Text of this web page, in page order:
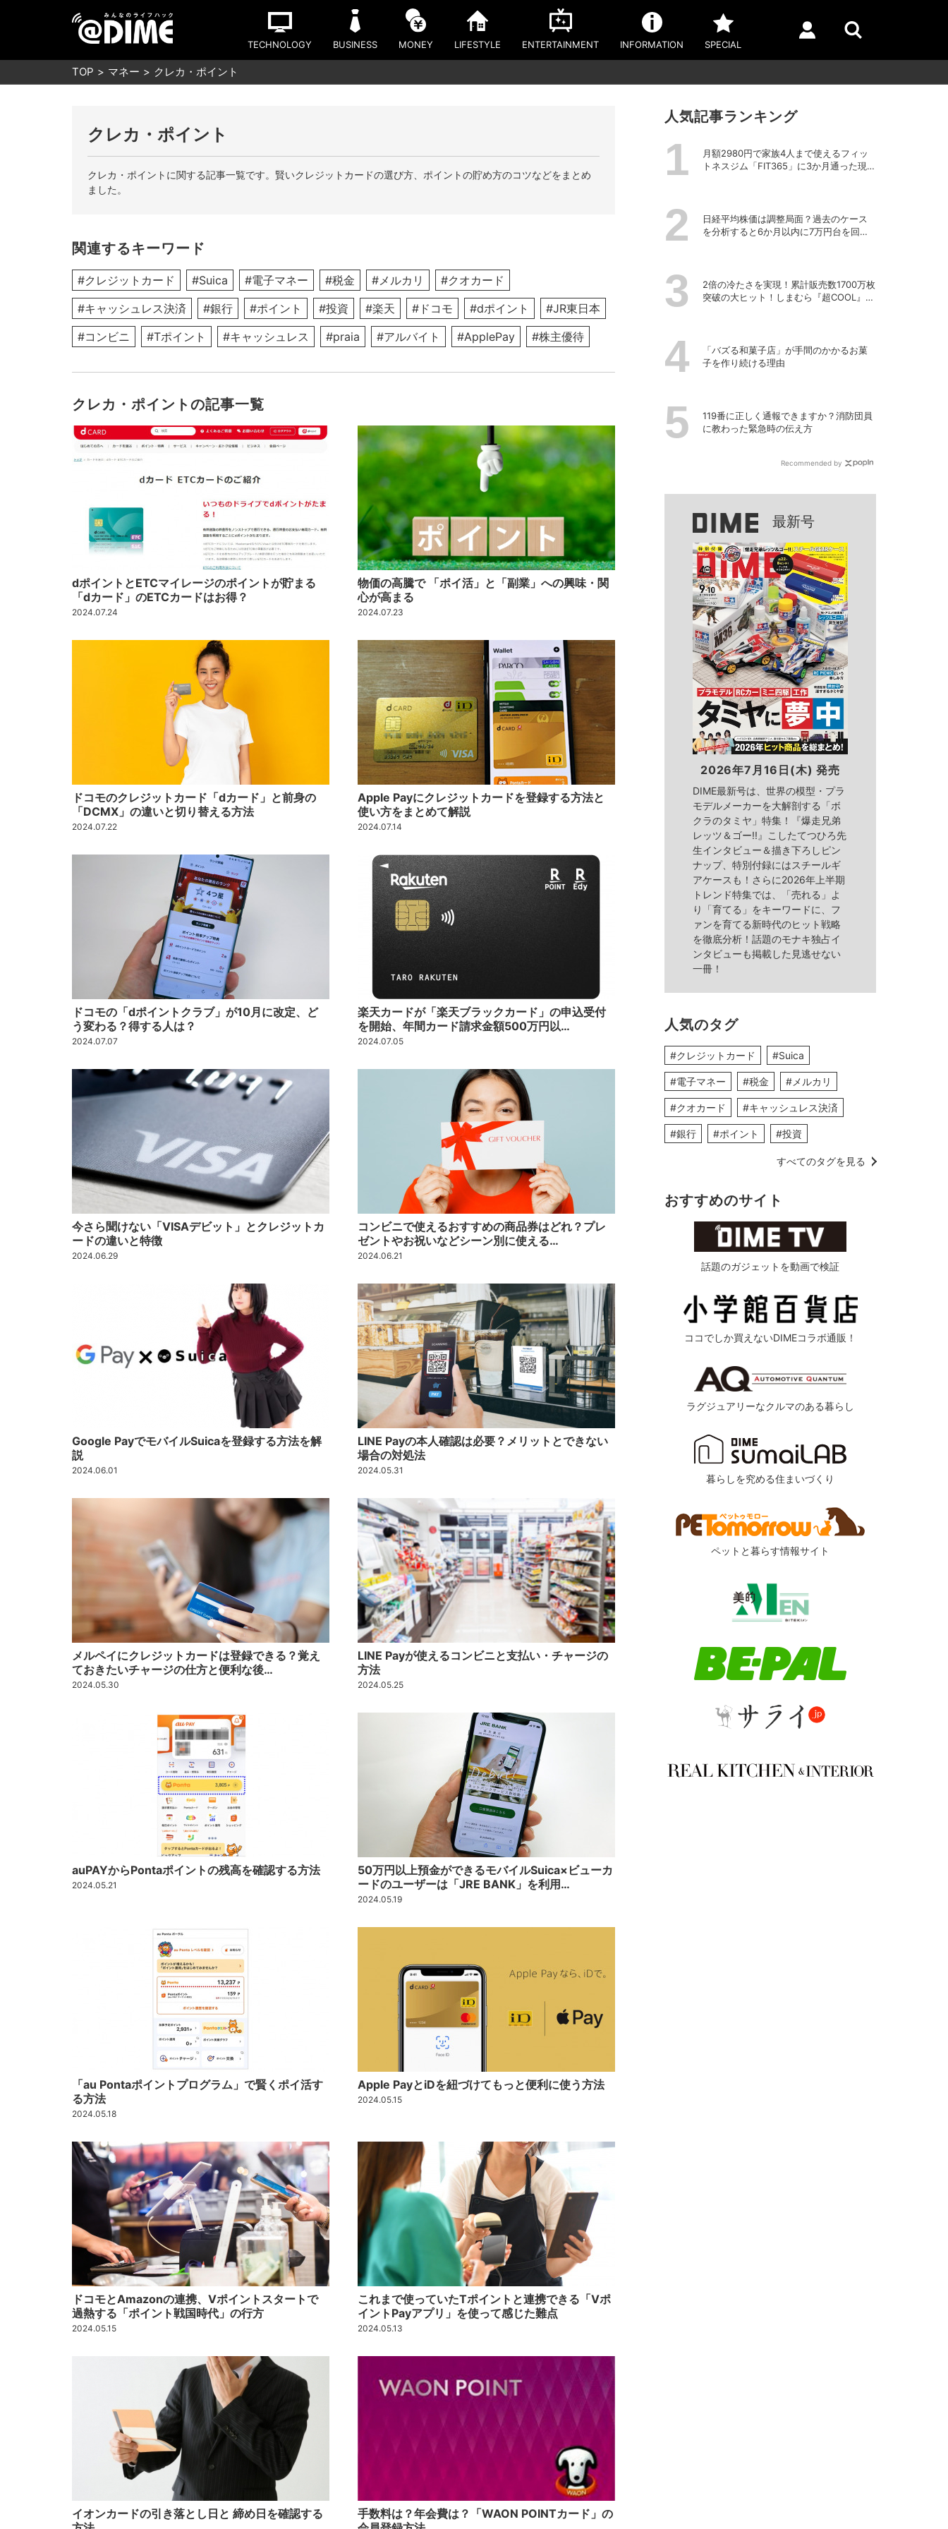
TECHNOLOGY BUSINESS MONEY LIFESTYLE ENTERTAINMENT INFORMATION SPECIAL
TOP マネー クレカ・ポイント
クレカ・ポイント
クレカ・ポイントに関する記事一覧です。賢いクレジットカードの選び方、ポイントの貯め方のコツなどをまとめ
ました。
関連するキーワード
#クレジットカード #Suica #電子マネー #税金 #メルカリ
#クオカード
#キャッシュレス決済
#銀行 #ポイント #投資 #楽天 #ドコモ #dポイント
#JR東日本
#コンビニ
#Tポイント #キャッシュレス #praia #アルバイト #ApplePay #株主優待
クレカ・ポイントの記事一覧
dポイントとETCマイレージのポイントが貯まる
「dカード」のETCカードはお得？
2024.07.24
物価の高騰で 「ポイ活」と「副業」への興味・関
心が高まる
2024.07.23
ドコモのクレジットカード「dカード」と前身の
「DCMX」の違いと切り替える方法
2024.07.22
Apple Payにクレジットカードを登録する方法と
使い方をまとめて解説
2024.07.14
ドコモの「dポイントクラブ」が10月に改定、ど
う変わる？得する人は？
2024.07.07
楽天カードが「楽天ブラックカード」の申込受付
を開始、年間カード請求金額500万円以…
2024.07.05
今さら聞けない「VISAデビット」とクレジットカ
ードの違いと特徴
2024.06.29
コンビニで使えるおすすめの商品券はどれ？プレ
ゼントやお祝いなどシーン別に使える…
2024.06.21
Google PayでモバイルSuicaを登録する方法を解
説
2024.06.01
LINE Payの本人確認は必要？メリットとできない
場合の対処法
2024.05.31
メルペイにクレジットカードは登録できる？覚え
ておきたいチャージの仕方と便利な後…
2024.05.30
LINE Payが使えるコンビニと支払い・チャージの
方法
2024.05.25
auPAYからPontaポイントの残高を確認する方法
2024.05.21
50万円以上預金ができるモバイルSuica×ビューカ
ードのユーザーは「JRE BANK」を利用…
2024.05.19
「au Pontaポイントプログラム」で賢くポイ活す
る方法
2024.05.18
Apple PayとiDを紐づけてもっと便利に使う方法
2024.05.15
ドコモとAmazonの連携、Vポイントスタートで
過熱する「ポイント戦国時代」の行方
2024.05.15
これまで使っていたTポイントと連携できる「Vポ
イントPayアプリ」を使って感じた難点
2024.05.13
イオンカードの引き落とし日と 締め日を確認する
手数料は？年会費は？「WAON POINTカード」の
人気記事ランキング
月額2980円で家族4人まで使えるフィッ
トネスジム「FIT365」に3か月通った現在
日経平均株価は調整局面？過去のケース
を分析すると6か月以内に7万円台を回復
2倍の冷たさを実現！累計販売数1700万枚
突破の大ヒット！しまむら『超COOL』シ
「バズる和菓子店」が手間のかかるお菓
子を作り続ける理由
119番に正しく通報できますか？消防団員
に教わった緊急時の伝え方
Recommended by
最新号
2026年7月16日(木) 発売
DIME最新号は、世界の模型・プラ
モデルメーカーを大解剖する「ボ
クラのタミヤ」特集！『爆走兄弟
レッツ＆ゴー!!』こしたてつひろ先
生インタビュー＆描き下ろしピン
ナップ、特別付録にはスチールギ
アケースも！さらに2026年上半期
トレンド特集では、「売れる」よ
り「育てる」をキーワードに、フ
ァンを育てる新時代のヒット戦略
を徹底分析！話題のモナキ独占イ
ンタビューも掲載した見逃せない
一冊！
人気のタグ
#クレジットカード #Suica
#電子マネー #税金 #メルカリ
#クオカード #キャッシュレス決済
#銀行 #ポイント #投資
すべてのタグを見る
おすすめのサイト
話題のガジェットを動画で検証
ココでしか買えないDIMEコラボ通販！
ラグジュアリーなクルマのある暮らし
暮らしを究める住まいづくり
ペットと暮らす情報サイト